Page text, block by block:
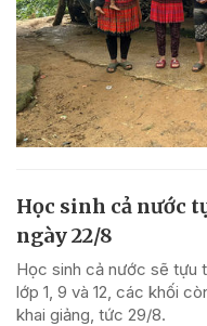
Học sinh cả nước
ngày 22/8
Học sinh cả nước sẽ tựu
lớp 1, 9 và 12, các khối
khai giảng, tức 29/8.